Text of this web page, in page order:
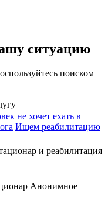
ситуацию
поиском
не хочет ехать в
Ищем реабилитацию
и реабилитация
Анонимное